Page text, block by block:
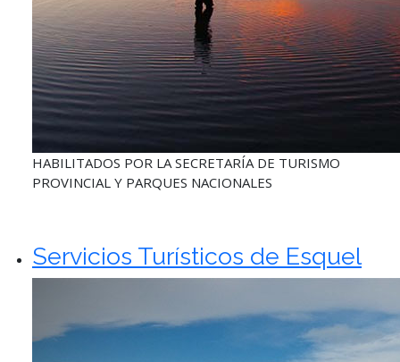
HABILITADOS POR LA SECRETARÍA DE TURISMO
PROVINCIAL Y PARQUES NACIONALES
Servicios Turísticos de Esquel